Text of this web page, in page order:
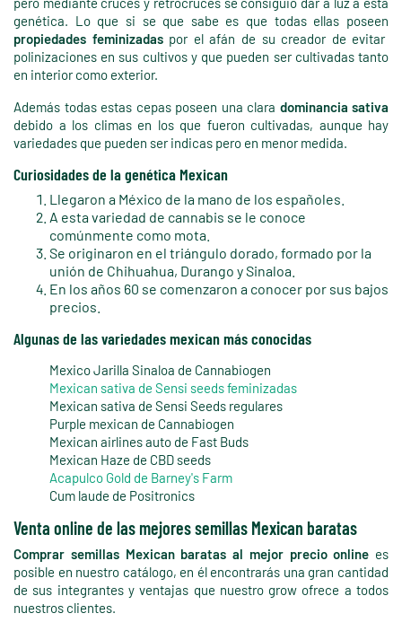
genética. Lo que si se que sabe es que todas ellas poseen
propiedades feminizadaspor el afán de su creador de evitar
polinizaciones en sus cultivos y que pueden ser cultivadas tanto
en interior como exterior.
Además todas estas cepas poseen una clara dominancia sativa
debido a los climas en los que fueron cultivadas, aunque hay
variedades que pueden ser indicas pero en menor medida.
Curiosidades de la genética Mexican
Llegaron a México de la mano de los españoles.
A esta variedad de cannabis se le conoce
comúnmente como mota.
Se originaron en el triángulo dorado, formado por la
unión de Chihuahua, Durango y Sinaloa.
En los años 60 se comenzaron a conocer por sus bajos
precios.
Algunas de las variedades mexican más conocidas
Mexico Jarilla Sinaloa de Cannabiogen
Mexican sativa de Sensi seeds feminizadas
Mexican sativa de Sensi Seeds regulares
Purple mexican de Cannabiogen
Mexican airlines auto de Fast Buds
Mexican Haze de CBD seeds
Acapulco Gold de Barney's Farm
Cum laude de Positronics
Venta online de las mejores semillas Mexican baratas
Comprar semillas Mexican baratas al mejor precio online es
posible en nuestro catálogo, en él encontrarás una gran cantidad
de sus integrantes y ventajas que nuestro grow ofrece a todos
nuestros clientes.